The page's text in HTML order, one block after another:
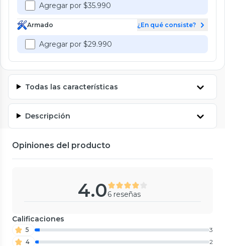
Agregar por $35.990
Armado ¿En qué consiste?
Agregar por $29.990
Todas las características
Descripción
Opiniones del producto
4.06 reseñas
Calificaciones
5
3
4
2